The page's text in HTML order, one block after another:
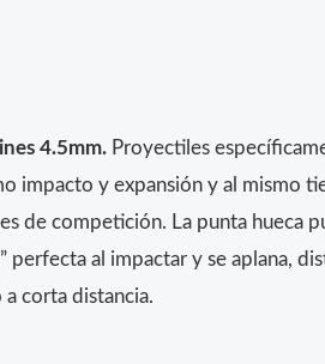
4.5mm. Proyectiles
impacto y expansión y al mismo
de competición. La punta hueca
perfecta al impactar y se aplana,
corta distancia.